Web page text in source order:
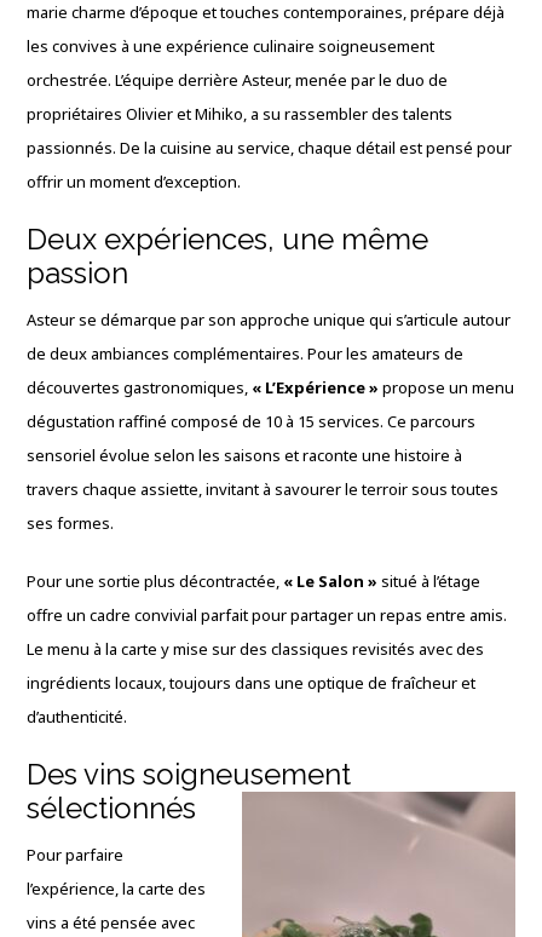
marie charme d’époque et touches contemporaines, prépare déjà
les convives à une expérience culinaire soigneusement
orchestrée. L’équipe derrière Asteur, menée par le duo de
propriétaires Olivier et Mihiko, a su rassembler des talents
passionnés. De la cuisine au service, chaque détail est pensé pour
offrir un moment d’exception.
Deux expériences, une même
passion
Asteur se démarque par son approche unique qui s’articule autour
de deux ambiances complémentaires. Pour les amateurs de
découvertes gastronomiques, « L’Expérience » propose un menu
dégustation raffiné composé de 10 à 15 services. Ce parcours
sensoriel évolue selon les saisons et raconte une histoire à
travers chaque assiette, invitant à savourer le terroir sous toutes
ses formes.
Pour une sortie plus décontractée, « Le Salon » situé à l’étage
offre un cadre convivial parfait pour partager un repas entre amis.
Le menu à la carte y mise sur des classiques revisités avec des
ingrédients locaux, toujours dans une optique de fraîcheur et
d’authenticité.
Des vins soigneusement
sélectionnés
Pour parfaire
l’expérience, la carte des
vins a été pensée avec